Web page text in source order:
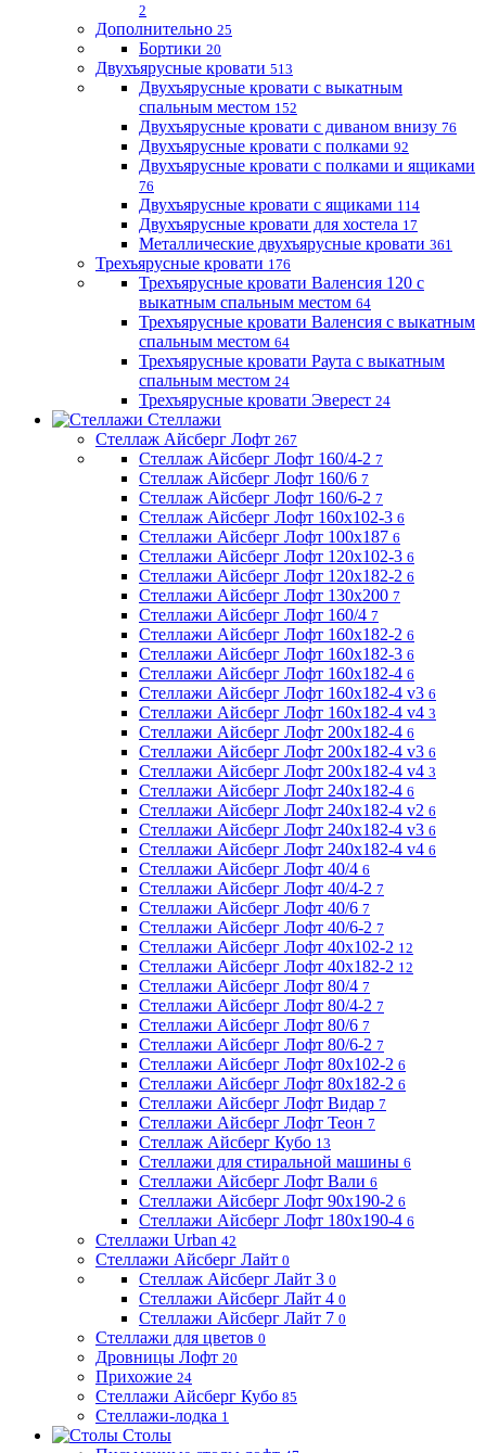
2
Дополнительно 25
Бортики 20
Двухъярусные кровати 513
Двухъярусные кровати с выкатным
спальным местом 152
Двухъярусные кровати с диваном внизу 76
Двухъярусные кровати с полками 92
Двухъярусные кровати с полками и ящиками
76
Двухъярусные кровати с ящиками 114
Двухъярусные кровати для хостела 17
Металлические двухъярусные кровати 361
Трехъярусные кровати 176
Трехъярусные кровати Валенсия 120 с
выкатным спальным местом 64
Трехъярусные кровати Валенсия с выкатным
спальным местом 64
Трехъярусные кровати Раута с выкатным
спальным местом 24
Трехъярусные кровати Эверест 24
Стеллажи
Стеллаж Айсберг Лофт 267
Стеллаж Айсберг Лофт 160/4-2 7
Стеллаж Айсберг Лофт 160/6 7
Стеллаж Айсберг Лофт 160/6-2 7
Стеллаж Айсберг Лофт 160х102-3 6
Стеллажи Айсберг Лофт 100х187 6
Стеллажи Айсберг Лофт 120х102-3 6
Стеллажи Айсберг Лофт 120х182-2 6
Стеллажи Айсберг Лофт 130х200 7
Стеллажи Айсберг Лофт 160/4 7
Стеллажи Айсберг Лофт 160х182-2 6
Стеллажи Айсберг Лофт 160х182-3 6
Стеллажи Айсберг Лофт 160х182-4 6
Стеллажи Айсберг Лофт 160х182-4 v3 6
Стеллажи Айсберг Лофт 160х182-4 v4 3
Стеллажи Айсберг Лофт 200х182-4 6
Стеллажи Айсберг Лофт 200х182-4 v3 6
Стеллажи Айсберг Лофт 200х182-4 v4 3
Стеллажи Айсберг Лофт 240х182-4 6
Стеллажи Айсберг Лофт 240х182-4 v2 6
Стеллажи Айсберг Лофт 240х182-4 v3 6
Стеллажи Айсберг Лофт 240х182-4 v4 6
Стеллажи Айсберг Лофт 40/4 6
Стеллажи Айсберг Лофт 40/4-2 7
Стеллажи Айсберг Лофт 40/6 7
Стеллажи Айсберг Лофт 40/6-2 7
Стеллажи Айсберг Лофт 40х102-2 12
Стеллажи Айсберг Лофт 40х182-2 12
Стеллажи Айсберг Лофт 80/4 7
Стеллажи Айсберг Лофт 80/4-2 7
Стеллажи Айсберг Лофт 80/6 7
Стеллажи Айсберг Лофт 80/6-2 7
Стеллажи Айсберг Лофт 80х102-2 6
Стеллажи Айсберг Лофт 80х182-2 6
Стеллажи Айсберг Лофт Видар 7
Стеллажи Айсберг Лофт Теон 7
Стеллаж Айсберг Кубо 13
Стеллажи для стиральной машины 6
Стеллажи Айсберг Лофт Вали 6
Стеллажи Айсберг Лофт 90х190-2 6
Стеллажи Айсберг Лофт 180х190-4 6
Стеллажи Urban 42
Стеллажи Айсберг Лайт 0
Стеллаж Айсберг Лайт 3 0
Стеллажи Айсберг Лайт 4 0
Стеллажи Айсберг Лайт 7 0
Стеллажи для цветов 0
Дровницы Лофт 20
Прихожие 24
Стеллажи Айсберг Кубо 85
Стеллажи-лодка 1
Столы